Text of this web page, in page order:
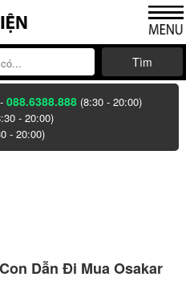
Tìm
-088.6388.888 (8:30 - 20:00)
- 20:00)
- 20:00)
Dẫn Đi Mua Osakar